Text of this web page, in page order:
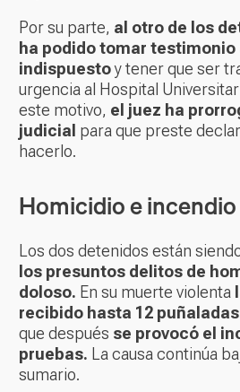
Por su parte, al otro de los
ha podido tomar
indispuestoy tener que ser
urgencia al Hospital
este motivo, el juez ha
judicial para que preste
hacerlo.
Homicidio e
Los dos detenidos están
los presuntos delitos de
doloso. En su muerte violenta
recibido hasta 12
que después se provocó el
pruebas. La causa continúa
sumario.